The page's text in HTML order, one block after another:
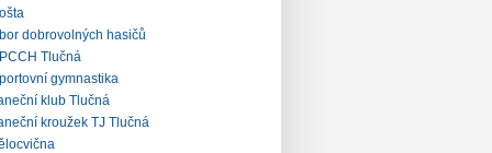
dobrovolných hasičů
Tlučná
gymnastika
klub Tlučná
kroužek TJ Tlučná